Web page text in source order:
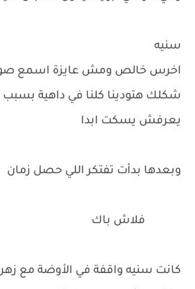
سنيه
اخرس خالص ومش عايزة اسمع
شكلك هتودينا كلنا في داهية بسبب
يعرفش يسكت ابدا
وبعدها بدأت تفتكر اللي حصل زمان
فلاش باك
كانت سنيه واقفة في الأوضة مع